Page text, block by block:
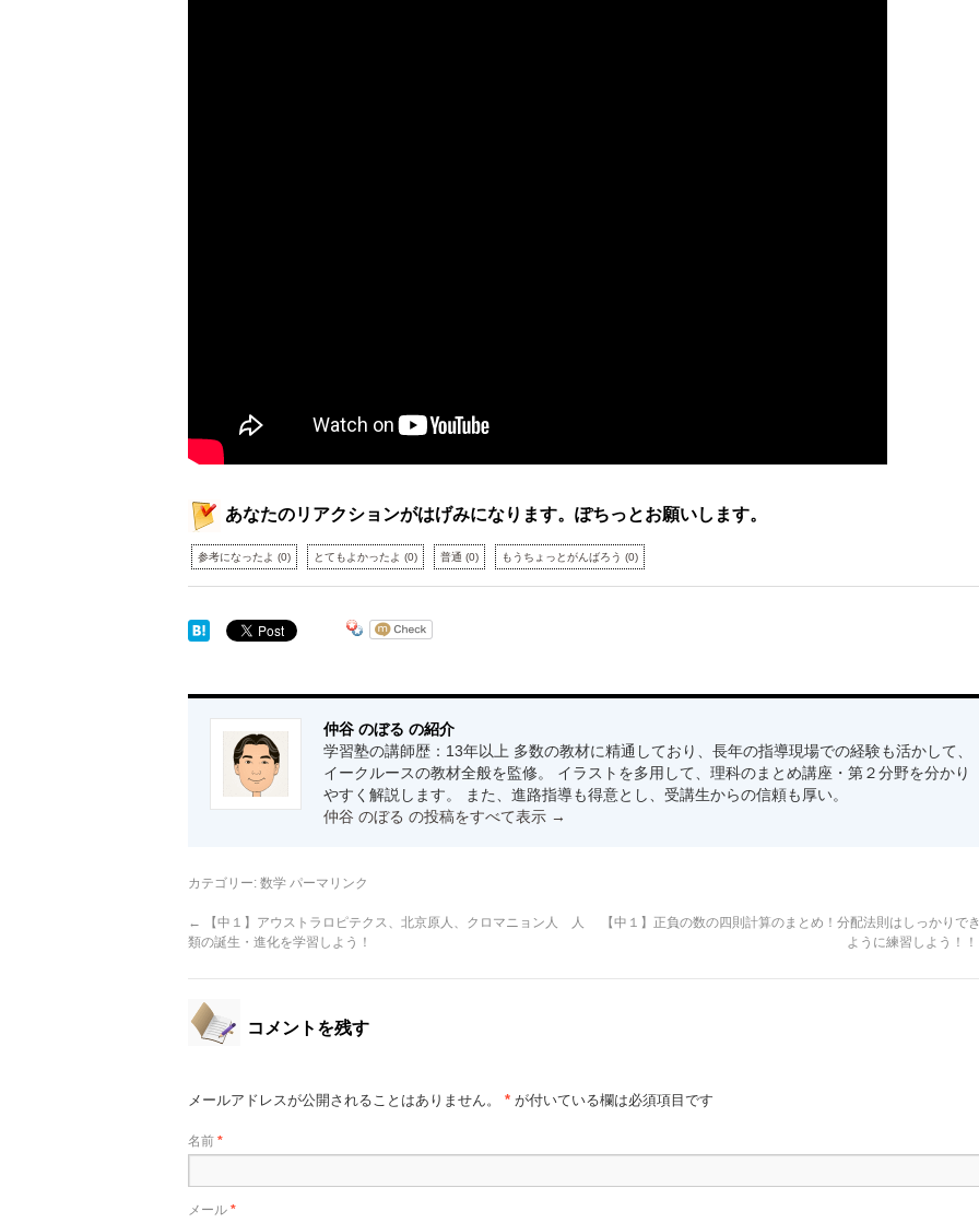
あなたのリアクションがはげみになります。ぽちっとお願いします。
参考になったよ (0) とてもよかったよ (0) 普通 (0) もうちょっとがんばろう (0)
仲谷 のぼる の紹介
学習塾の講師歴：13年以上 多数の教材に精通しており、長年の指導現場での経験も活かして、
イークルースの教材全般を監修。 イラストを多用して、理科のまとめ講座・第２分野を分かり
やすく解説します。 また、進路指導も得意とし、受講生からの信頼も厚い。
仲谷 のぼる の投稿をすべて表示 →
カテゴリー: 数学 パーマリンク
←
【中１】アウストラロピテクス、北京原人、クロマニョン人 人
類の誕生・進化を学習しよう！
【中１】正負の数の四則計算のまとめ！分配法則はしっかりで
ように練習しよう！！
コメントを残す
メールアドレスが公開されることはありません。 * が付いている欄は必須項目です
名前 *
メール *